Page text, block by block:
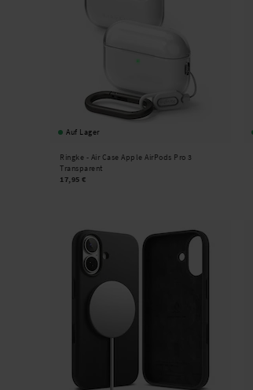
Auf Lager
Ringke - Air Case Apple AirPods Pro 3
Transparent
17,95 €